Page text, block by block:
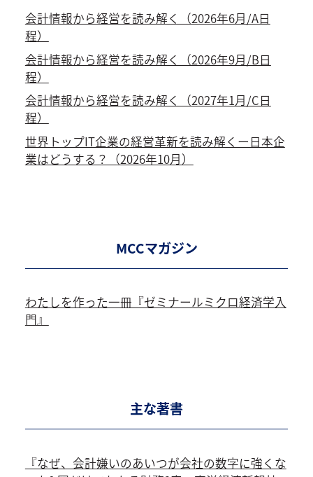
会計情報から経営を読み解く（2026年6月/A日
程）
会計情報から経営を読み解く（2026年9月/B日
程）
会計情報から経営を読み解く（2027年1月/C日
程）
世界トップIT企業の経営革新を読み解くー日本企
業はどうする？（2026年10月）
MCCマガジン
わたしを作った一冊『ゼミナールミクロ経済学入
門』
主な著書
『なぜ、会計嫌いのあいつが会社の数字に強くな